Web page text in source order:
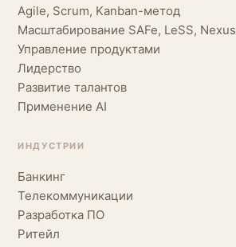
Agile, Scrum, Kanban-метод
Масштабирование SAFe, LeSS, Nexus
Управление продуктами
Лидерство
Развитие талантов
Применение AI
ИНДУСТРИИ
Банкинг
Телекоммуникации
Разработка ПО
Ритейл